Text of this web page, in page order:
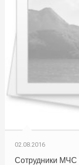
02.08.2016
Сотрудники МЧС